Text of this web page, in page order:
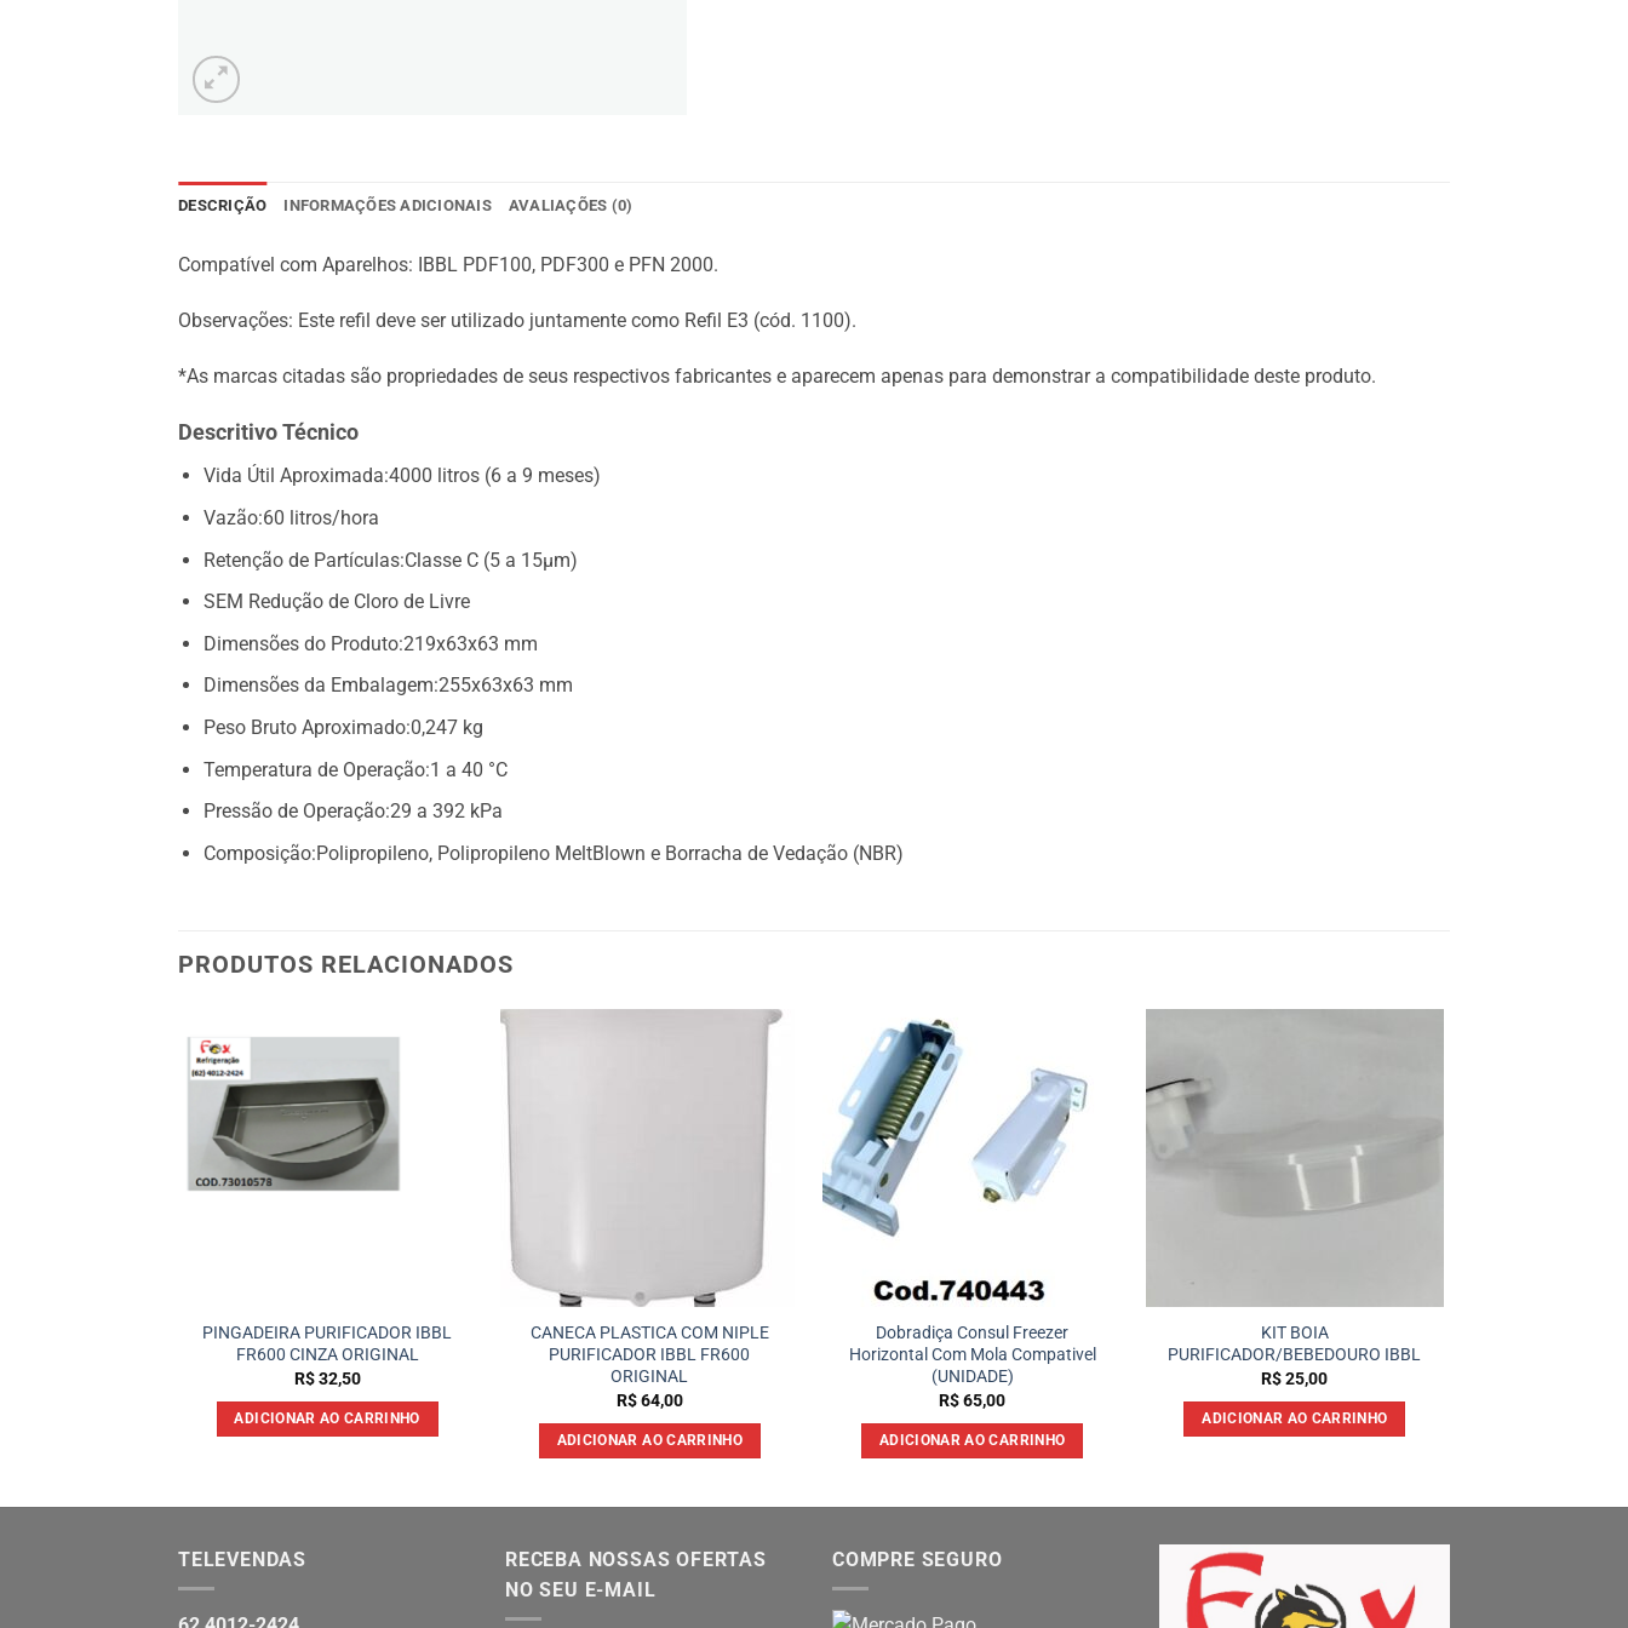
DESCRIÇÃO INFORMAÇÕES ADICIONAIS AVALIAÇÕES (0)
Compatível com Aparelhos: IBBL PDF100, PDF300 e PFN 2000.
Observações: Este refil deve ser utilizado juntamente como Refil E3 (cód. 1100).
*As marcas citadas são propriedades de seus respectivos fabricantes e aparecem apenas para demonstrar a compatibilidade deste produto.
Descritivo Técnico
Vida Útil Aproximada:4000 litros (6 a 9 meses)
Vazão:60 litros/hora
Retenção de Partículas:Classe C (5 a 15μm)
SEM Redução de Cloro de Livre
Dimensões do Produto:219x63x63 mm
Dimensões da Embalagem:255x63x63 mm
Peso Bruto Aproximado:0,247 kg
Temperatura de Operação:1 a 40 °C
Pressão de Operação:29 a 392 kPa
Composição:Polipropileno, Polipropileno MeltBlown e Borracha de Vedação (NBR)
PRODUTOS RELACIONADOS
PINGADEIRA PURIFICADOR IBBL
FR600 CINZA ORIGINAL
R$32,50
ADICIONAR AO CARRINHO
CANECA PLASTICA COM NIPLE
PURIFICADOR IBBL FR600
ORIGINAL
R$64,00
ADICIONAR AO CARRINHO
Dobradiça Consul Freezer
Horizontal Com Mola Compativel
(UNIDADE)
R$65,00
ADICIONAR AO CARRINHO
KIT BOIA
PURIFICADOR/BEBEDOURO IBBL
R$25,00
ADICIONAR AO CARRINHO
TELEVENDAS
RECEBA NOSSAS OFERTAS
NO SEU E-MAIL
COMPRE SEGURO